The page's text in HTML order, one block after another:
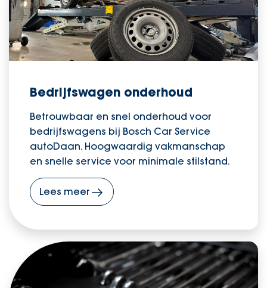
Bedrijfswagen onderhoud
Betrouwbaar en snel onderhoud voor
bedrijfswagens bij Bosch Car Service
autoDaan. Hoogwaardig vakmanschap
en snelle service voor minimale stilstand.
Lees meer